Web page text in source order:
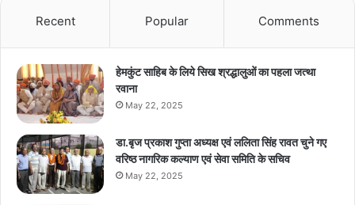
Recent Popular Comments
हेमकुंट साहिब के लिये सिख श्रद्धालुओं का पहला जत्था
रवाना
May 22, 2025
डा.बृज प्रकाश गुप्ता अध्यक्ष एवं ललिता सिंह रावत चुने गए
वरिष्ठ नागरिक कल्याण एवं सेवा समिति के सचिव
May 22, 2025